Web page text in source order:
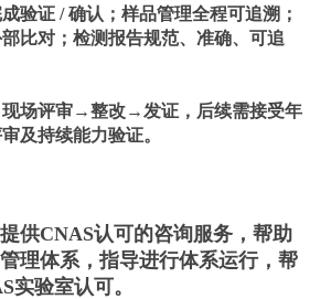
验证 / 确认；样品管理全程可追溯；
比对；检测报告规范、准确、可追
场评审→整改→发证，后续需接受年
及持续能力验证。
供CNAS认可的咨询服务，帮助
理体系，指导进行体系运行，帮
实验室认可。